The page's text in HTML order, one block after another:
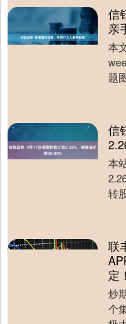
信
亲
本
题
信
本
转
联
定！
炒
个